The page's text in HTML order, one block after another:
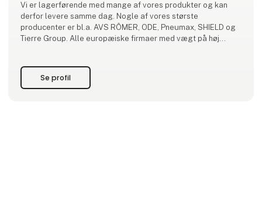
Vi er lagerførende med mange af vores produkter og kan
derfor levere samme dag. Nogle af vores største
producenter er bl.a. AVS RÔMER, ODE, Pneumax, SHIELD og
Tierre Group. Alle europæiske firmaer med vægt på høj
Hos os er det en selvfølge at levere de produkter, som er
bedst egnede til dig.
Se profil